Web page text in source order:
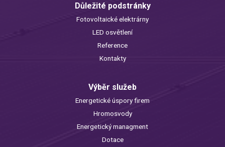
Důležité podstránky
Fotovoltaické elektrárny
LED osvětlení
Reference
Kontakty
Výběr služeb
Energetické úspory firem
Hromosvody
Energetický managment
Dotace